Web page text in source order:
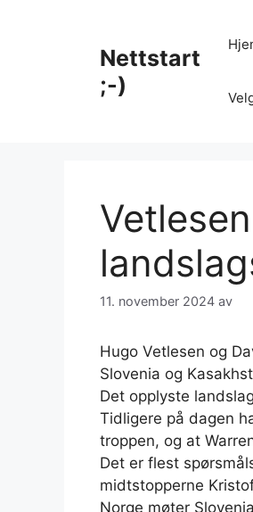
Nettstart
;-)
11. november 2024 av
Hugo Vetlesen og
Slovenia og
Det opplyste
Tidligere på dagen
troppen, og at
Det er flest
midtstopperne
Norge møter